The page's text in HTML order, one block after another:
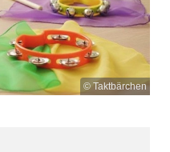
© Taktbärchen